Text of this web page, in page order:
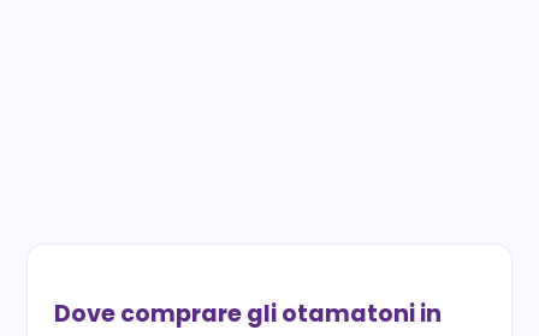
Dove comprare gli otamatoni in